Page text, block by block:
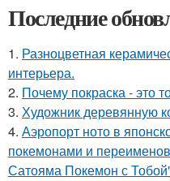
Последние
1. Разноцветная
интерьера.
2. Почему покраска - это
3. Художник деревянную
4. Аэропорт ното в
покемонами и
Сатояма Покемон с